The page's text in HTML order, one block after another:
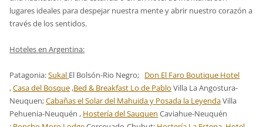
lugares ideales para despejar nuestra mente y abrir nuestro corazón a
través de los sentidos.
Hoteles en Argentina:
Patagonia:Sukal El Bolsón-Rio Negro; Don El Faro Boutique Hotel
,Casa del Bosque ,Bed & Breakfast Lo de Pablo Villa La Angostura-
Neuquen;Cabañas el Solar del Mahuida y Posada la LeyendaVilla
Pehuenia-Neuquén , Hostería del Sauquen Caviahue-Neuquén